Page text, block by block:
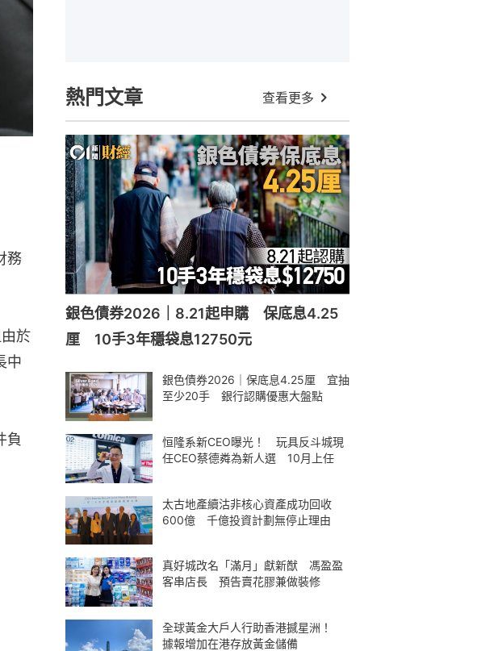
務
於
中
負
熱門文章 查看更多
銀色債券2026｜8.21起申購 保底息4.25
厘 10手3年穩袋息12750元
銀色債券2026｜保底息4.25厘 宜抽
至少20手 銀行認購優惠大盤點
恒隆系新CEO曝光！ 玩具反斗城現
任CEO蔡德粦為新人選 10月上任
太古地產續沽非核心資產成功回收
600億 千億投資計劃無停止理由
真好城改名「滿月」獻新猷 馮盈盈
客串店長 預告賣花膠兼做裝修
全球黃金大戶人行助香港撼星洲！
據報增加在港存放黃金儲備